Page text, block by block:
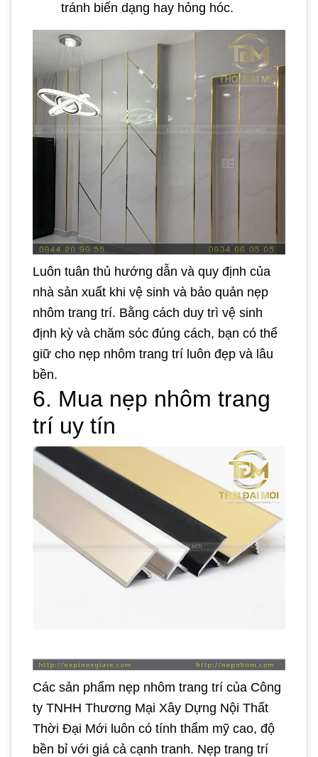
tránh biến dạng hay hỏng hóc.
Luôn tuân thủ hướng dẫn và quy định của
nhà sản xuất khi vệ sinh và bảo quản nẹp
nhôm trang trí. Bằng cách duy trì vệ sinh
định kỳ và chăm sóc đúng cách, bạn có thể
giữ cho nẹp nhôm trang trí luôn đẹp và lâu
bền.
6. Mua nẹp nhôm trang
trí uy tín
Các sản phẩm nẹp nhôm trang trí của Công
ty TNHH Thương Mại Xây Dựng Nội Thất
Thời Đại Mới luôn có tính thẩm mỹ cao, độ
bền bỉ với giá cả cạnh tranh. Nẹp trang trí